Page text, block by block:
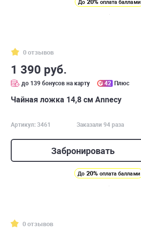
До 20% оплата баллами
0 отзывов
1 390 руб.
до 139 бонусов на карту 42 Плюс
Чайная ложка 14,8 см Annecy
Артикул: 3461 Заказали 94 раза
Забронировать
До 20% оплата баллами
0 отзывов